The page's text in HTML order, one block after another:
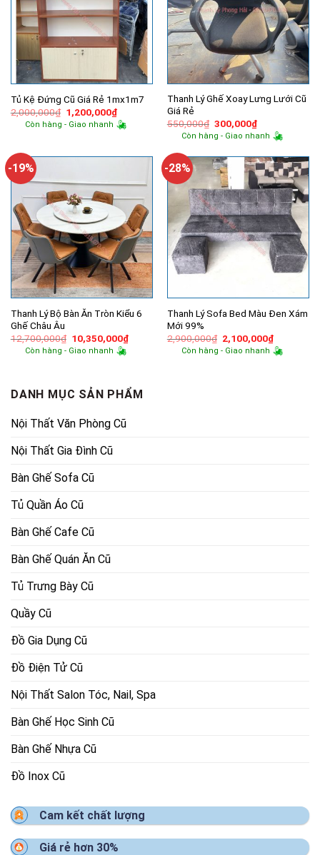
Tủ Kệ Đứng Cũ Giá Rẻ 1mx1m7
2,000,000₫ Giá
gốc
là:
1,200,000₫Giá
hiện
tại
Còn hàng - Giao nhanh
Thanh Lý Ghế Xoay Lưng Lưới Cũ
Giá Rẻ
550,000₫ Giá
gốc
là:
300,000₫Giá
hiện
tại
300,000₫.
Còn hàng - Giao nhanh
-19%
Thanh Lý Bộ Bàn Ăn Tròn Kiểu 6
Ghế Châu Âu
12,700,000₫ Giá
gốc
là:
10,350,000₫Giá
hiện
Còn hàng - Giao nhanh
-28%
Thanh Lý Sofa Bed Màu Đen Xám
Mới 99%
2,900,000₫ Giá
gốc
là:
2,100,000₫Giá
hiện
tại
Còn hàng - Giao nhanh
DANH MỤC SẢN PHẨM
Nội Thất Văn Phòng Cũ
Nội Thất Gia Đình Cũ
Bàn Ghế Sofa Cũ
Tủ Quần Áo Cũ
Bàn Ghế Cafe Cũ
Bàn Ghế Quán Ăn Cũ
Tủ Trưng Bày Cũ
Quầy Cũ
Đồ Gia Dụng Cũ
Đồ Điện Tử Cũ
Nội Thất Salon Tóc, Nail, Spa
Bàn Ghế Học Sinh Cũ
Bàn Ghế Nhựa Cũ
Đồ Inox Cũ
Cam kết chất lượng
Giá rẻ hơn 30%